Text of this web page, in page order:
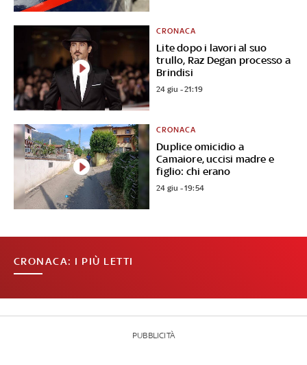
Lite dopo i lavori al suo
trullo, Raz Degan processo a
Brindisi
CRONACA
24 giu - 21:19
Duplice omicidio a
Camaiore, uccisi madre e
figlio: chi erano
CRONACA
24 giu - 19:54
CRONACA: I PIÙ LETTI
PUBBLICITÀ